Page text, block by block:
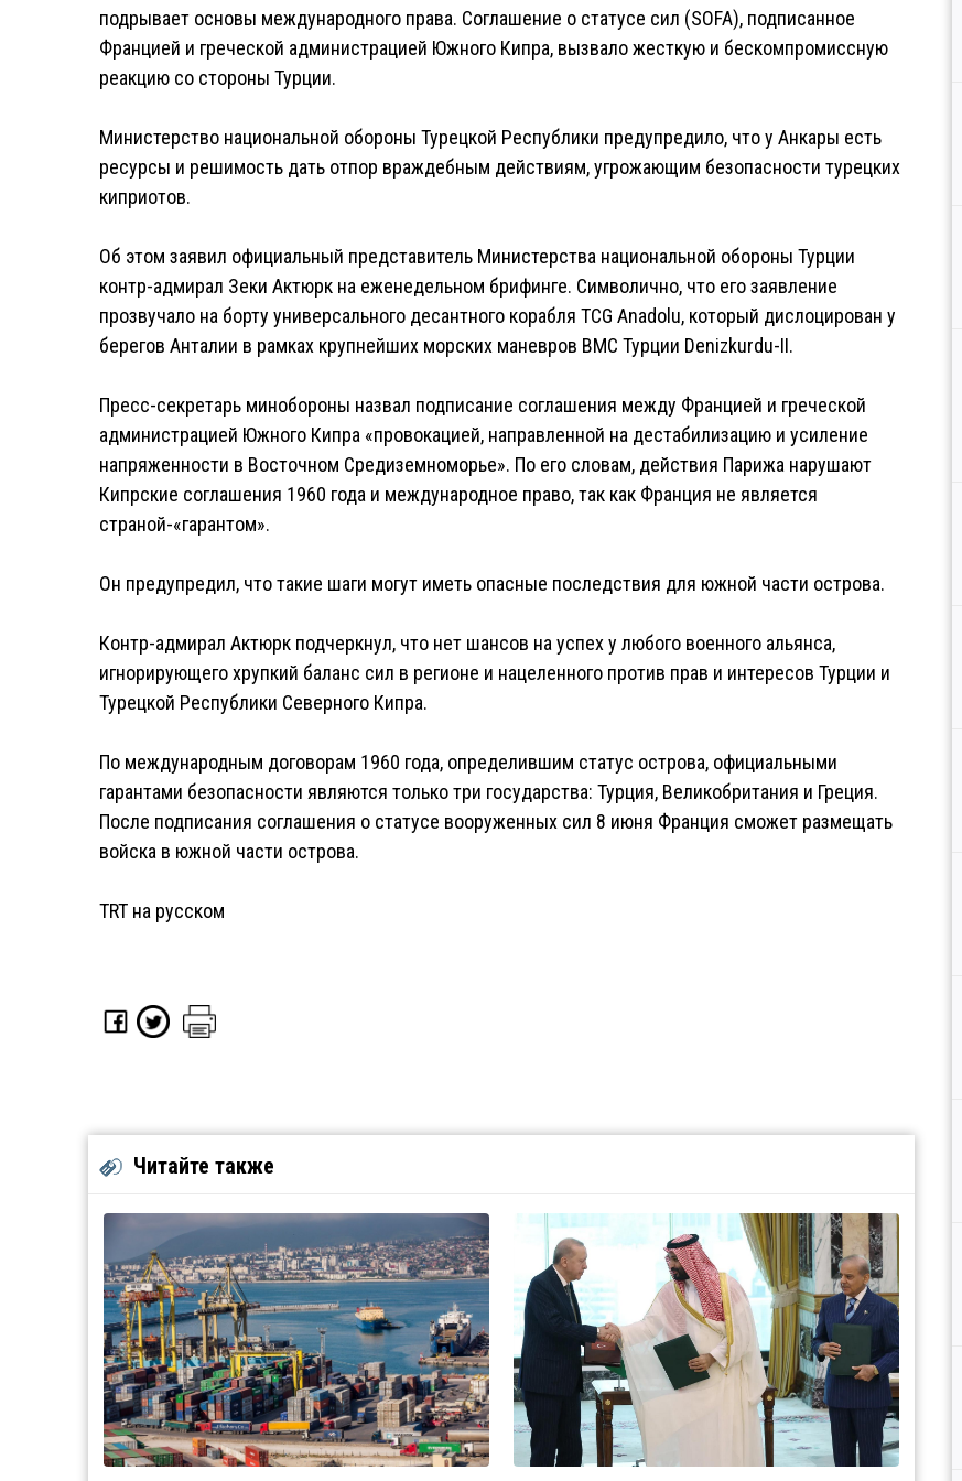
подрывает основы международного права. Соглашение о статусе сил (SOFA), подписанное
Францией и греческой администрацией Южного Кипра, вызвало жесткую и бескомпромиссную
реакцию со стороны Турции.
Министерство национальной обороны Турецкой Республики предупредило, что у Анкары есть
ресурсы и решимость дать отпор враждебным действиям, угрожающим безопасности турецких
киприотов.
Об этом заявил официальный представитель Министерства национальной обороны Турции
контр-адмирал Зеки Актюрк на еженедельном брифинге. Символично, что его заявление
прозвучало на борту универсального десантного корабля TCG Anadolu, который дислоцирован у
берегов Анталии в рамках крупнейших морских маневров ВМС Турции Denizkurdu-II.
Пресс-секретарь минобороны назвал подписание соглашения между Францией и греческой
администрацией Южного Кипра «провокацией, направленной на дестабилизацию и усиление
напряженности в Восточном Средиземноморье». По его словам, действия Парижа нарушают
Кипрские соглашения 1960 года и международное право, так как Франция не является
страной-«гарантом».
Он предупредил, что такие шаги могут иметь опасные последствия для южной части острова.
Контр-адмирал Актюрк подчеркнул, что нет шансов на успех у любого военного альянса,
игнорирующего хрупкий баланс сил в регионе и нацеленного против прав и интересов Турции и
Турецкой Республики Северного Кипра.
По международным договорам 1960 года, определившим статус острова, официальными
гарантами безопасности являются только три государства: Турция, Великобритания и Греция.
После подписания соглашения о статусе вооруженных сил 8 июня Франция сможет размещать
войска в южной части острова.
TRT на русском
Читайте также